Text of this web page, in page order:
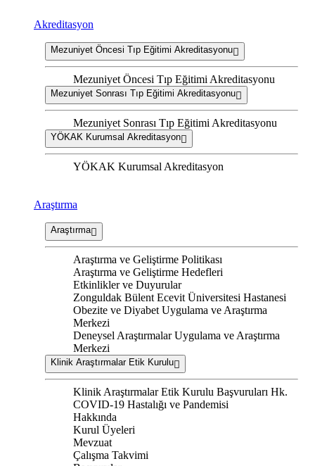
Akreditasyon
Mezuniyet Öncesi Tıp Eğitimi Akreditasyonu
Mezuniyet Öncesi Tıp Eğitimi Akreditasyonu
Mezuniyet Sonrası Tıp Eğitimi Akreditasyonu
Mezuniyet Sonrası Tıp Eğitimi Akreditasyonu
YÖKAK Kurumsal Akreditasyon
YÖKAK Kurumsal Akreditasyon
Araştırma
Araştırma
Araştırma ve Geliştirme Politikası
Araştırma ve Geliştirme Hedefleri
Etkinlikler ve Duyurular
Zonguldak Bülent Ecevit Üniversitesi Hastanesi
Obezite ve Diyabet Uygulama ve Araştırma
Merkezi
Deneysel Araştırmalar Uygulama ve Araştırma
Merkezi
Klinik Araştırmalar Etik Kurulu
Klinik Araştırmalar Etik Kurulu Başvuruları Hk.
COVID-19 Hastalığı ve Pandemisi
Hakkında
Kurul Üyeleri
Mevzuat
Çalışma Takvimi